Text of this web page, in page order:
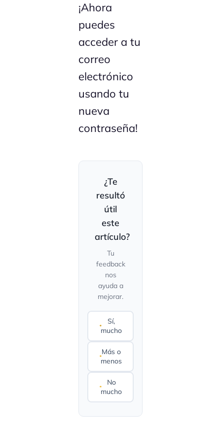
¡Ahora
puedes
acceder a tu
correo
electrónico
usando tu
nueva
contraseña!
¿Te
resultó
útil
este
artículo?
Tu
feedback
nos
ayuda a
mejorar.
Sí,
mucho
Más o
menos
No
mucho